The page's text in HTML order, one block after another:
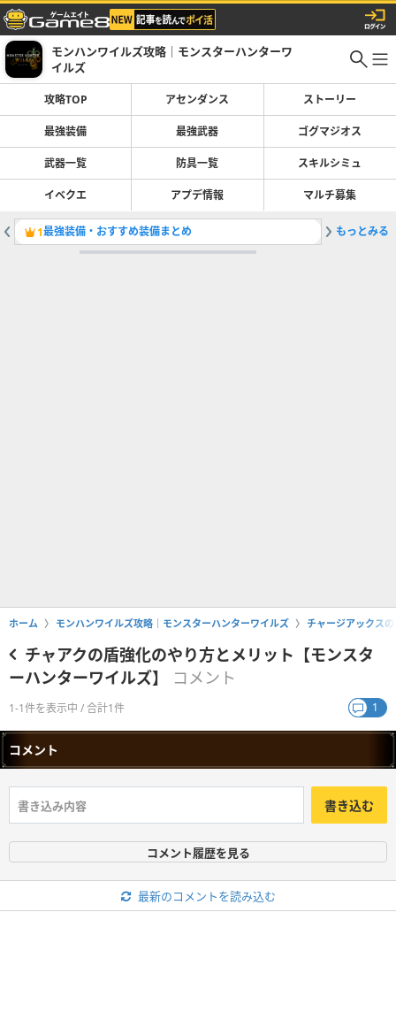
モンハンワイルズ攻略｜モンスターハンターワ
イルズ
攻略TOP アセンダンス ストーリー
最強装備 最強武器 ゴグマジオス
武器一覧 防具一覧 スキルシミュ
イベクエ アプデ情報 マルチ募集
1最強装備・おすすめ装備まとめ 2巨戟ア
もっとみる
ホーム モンハンワイルズ攻略｜モンスターハンターワイルズ チャージアックス
チャアクの盾強化のやり方とメリット【モンスタ
ーハンターワイルズ】
コメント
1-1件を表示中 / 合計1件 1
コメント
書き込む
コメント履歴を見る
最新のコメントを読み込む